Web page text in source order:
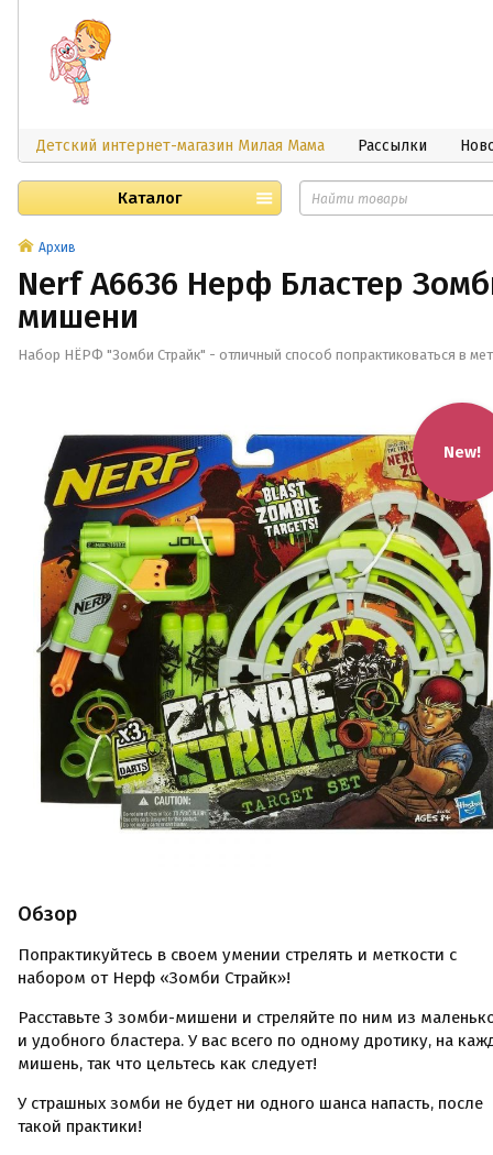
Детский интернет-магазин Милая Мама Рассылки
Каталог
Архив
Nerf A6636 Нерф Бластер
мишени
Набор НЁРФ "Зомби Страйк" - отличный способ попрактиковаться в
New!
Обзор
Попрактикуйтесь в своем умении стрелять и меткости с
набором от Нерф «Зомби Страйк»!
Расставьте 3 зомби-мишени и стреляйте по ним из
и удобного бластера. У вас всего по одному дротику, на
мишень, так что цельтесь как следует!
У страшных зомби не будет ни одного шанса напасть, после
такой практики!